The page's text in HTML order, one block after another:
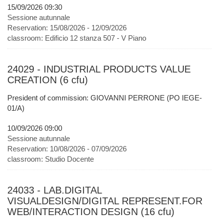
15/09/2026 09:30
Sessione autunnale
Reservation: 15/08/2026 - 12/09/2026
classroom: Edificio 12 stanza 507 - V Piano
24029 - INDUSTRIAL PRODUCTS VALUE
CREATION (6 cfu)
President of commission: GIOVANNI PERRONE (PO IEGE-
01/A)
10/09/2026 09:00
Sessione autunnale
Reservation: 10/08/2026 - 07/09/2026
classroom: Studio Docente
24033 - LAB.DIGITAL
VISUALDESIGN/DIGITAL REPRESENT.FOR
WEB/INTERACTION DESIGN (16 cfu)